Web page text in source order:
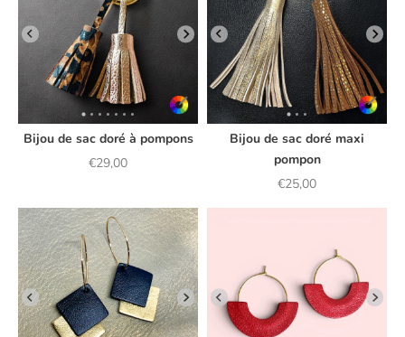
Bijou de sac doré à pompons
Prix de vente
€29,00
Bijou de sac doré maxi
pompon
Prix de vente
€25,00